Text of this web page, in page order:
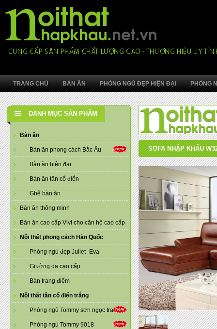
TRANG CHỦ BÀN ĂN PHÒNG NGỦ ĐẸP HIỆN ĐẠI PHÒNG
DANH MỤC SẢN PHẨM
Bàn ăn
Bàn ăn phong cách Bắc Âu
Bàn ăn hiện đại
Bàn ăn tân cổ điển
Ghế bàn ăn
Bàn ăn thông minh
Bàn ăn cao cấp Vivi cho căn hộ cao cấp
Nội thất phong cách Hàn Quốc
Phòng ngủ đẹp Juliet -Eva
Giường da cao cấp
Bàn trang điểm
Nội thất tân cổ điển trắng
Phòng ngủ Tommy sơn ngọc trai
Phòng ngủ Tommy 9018
SOFA NHẬP KHẨU